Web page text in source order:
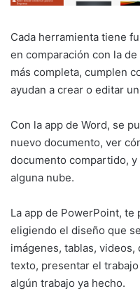
Cada herramienta tiene
en comparación con la
más completa, cumplen
ayudan a crear o editar
Con la app de Word, se
nuevo documento, ver
documento compartido,
alguna nube.
La app de PowerPoint,
eligiendo el diseño que
imágenes, tablas,
texto, presentar el
algún trabajo ya hecho.